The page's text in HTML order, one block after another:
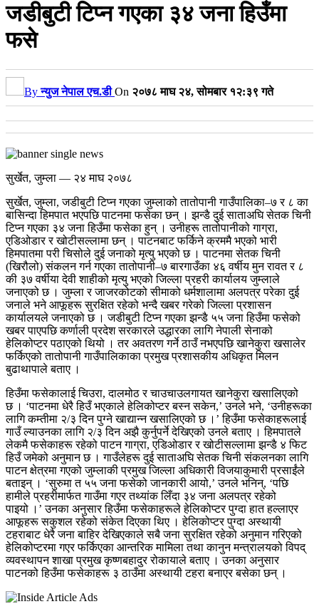
जडीबुटी टिप्न गएका ३४ जना हिउँमा
फसे
Byन्युज नेपाल एच.डी On २०७८ माघ २४, सोमबार १२:३९ गते
सुर्खेत, जुम्ला — २४ माघ २०७८
सुर्खेत, जुम्ला, जडीबुटी टिप्न गएका जुम्लाको तातोपानी गाउँपालिका–७ र ८ का
बासिन्दा हिमपात भएपछि पाटनमा फसेका छन् । झन्डै दुई साताअघि सेतक चिनी
टिप्न गएका ३४ जना हिउँमा फसेका हुन् । उनीहरू तातोपानीको गाग्रा,
एडिओडार र खोटीसल्लामा छन् । पाटनबाट फर्किने क्रममै भएको भारी
हिमपातमा परी चिसोले दुई जनाको मृत्यु भएको छ ।पाटनमा सेतक चिनी
(खिरौलो) संकलन गर्न गएका तातोपानी–७ बारगाउँका ४६ वर्षीय मुन रावत र ८
की ३७ वर्षीया देवी शाहीको मृत्यु भएको जिल्ला प्रहरी कार्यालय जुम्लाले
जनाएको छ ।जुम्ला र जाजरकोटको सीमाको धर्मशालामा अलपत्र परेका दुई
जनाले भने आफूहरू सुरक्षित रहेको भन्दै खबर गरेको जिल्ला प्रशासन
कार्यालयले जनाएको छ । जडीबुटी टिप्न गएका झन्डै ५५ जना हिउँमा फसेको
खबर पाएपछि कर्णाली प्रदेश सरकारले उद्धारका लागि नेपाली सेनाको
हेलिकोप्टर पठाएको थियो । तर अवतरण गर्ने ठाउँ नभएपछि खानेकुरा खसालेर
फर्किएको तातोपानी गाउँपालिकाका प्रमुख प्रशासकीय अधिकृत मिलन
बुढाथापाले बताए ।
हिउँमा फसेकालाई चिउरा, दालमोठ र चाउचाउलगायत खानेकुरा खसालिएको
छ । ‘पाटनमा धेरै हिउँ भएकाले हेलिकोप्टर बस्न सकेन,’ उनले भने, ‘उनीहरूका
लागि कम्तीमा २/३ दिन पुग्ने खाद्यान्न खसालिएको छ ।’ हिउँमा फसेकाहरूलाई
गाउँ ल्याउनका लागि २/३ दिन अझै कुर्नुपर्ने देखिएको उनले बताए । हिमपातले
लेकमै फसेकाहरू रहेको पाटन गाग्रा, एडिओडार र खोटीसल्लामा झन्डै ४ फिट
हिउँ जमेको अनुमान छ । गाउँलेहरू दुई साताअघि सेतक चिनी संकलनका लागि
पाटन क्षेत्रमा गएको जुम्लाकी प्रमुख जिल्ला अधिकारी विजयाकुमारी प्रसाईंले
बताइन् । ‘सुरुमा त ५५ जना फसेको जानकारी आयो,’ उनले भनिन्, ‘पछि
हामीले प्रहरीमार्फत गाउँमा गएर तथ्यांक लिँदा ३४ जना अलपत्र रहेको
पाइयो ।’ उनका अनुसार हिउँमा फसेकाहरूले हेलिकोप्टर पुग्दा हात हल्लाएर
आफूहरू सकुशल रहेको संकेत दिएका थिए । हेलिकोप्टर पुग्दा अस्थायी
टहराबाट धेरै जना बाहिर देखिएकाले सबै जना सुरक्षित रहेको अनुमान गरिएको
हेलिकोप्टरमा गएर फर्किएका आन्तरिक मामिला तथा कानुन मन्त्रालयको विपद्
व्यवस्थापन शाखा प्रमुख कृष्णबहादुर रोकायाले बताए । उनका अनुसार
पाटनको हिउँमा फसेकाहरू ३ ठाउँमा अस्थायी टहरा बनाएर बसेका छन् ।